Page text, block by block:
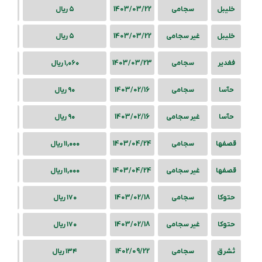
خلیبل سجامی 1403/03/22 ۵ ریال
خلیبل غیر سجامی 1403/03/22 ۵ ریال
فغدیر سجامی 1403/03/23 ۱,۰۶۰ ریال
حآسا سجامی 1403/02/16 ۹۰ ریال
حآسا غیر سجامی 1403/02/16 ۹۰ ریال
قصفها سجامی 1403/04/24 ۱۱,۰۰۰ ریال
قصفها غیر سجامی 1403/04/24 ۱۱,۰۰۰ ریال
حتوکا سجامی 1403/02/18 ۱۷۰ ریال
حتوکا غیر سجامی 1403/02/18 ۱۷۰ ریال
ثشرق سجامی 1402/09/22 ۱۳۴ ریال